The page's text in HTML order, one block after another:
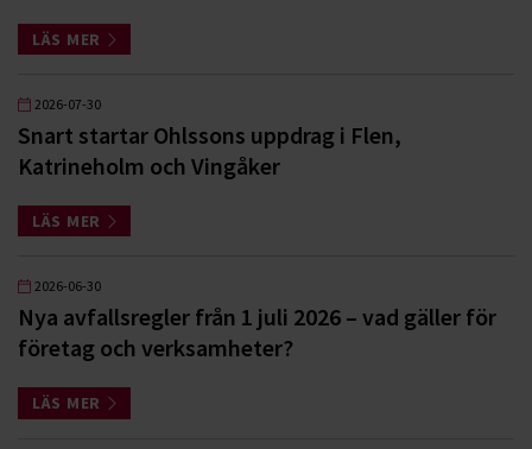
LÄS MER
2026-07-30
Snart startar Ohlssons uppdrag i Flen,
Katrineholm och Vingåker
LÄS MER
2026-06-30
Nya avfallsregler från 1 juli 2026 – vad gäller för
företag och verksamheter?
LÄS MER